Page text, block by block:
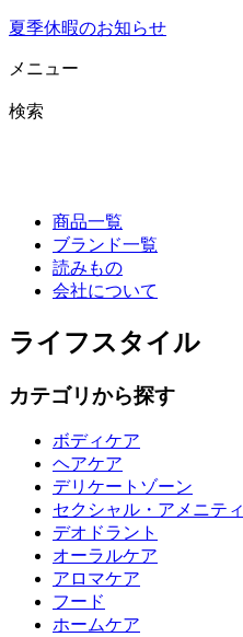
夏季休暇のお知らせ
メニュー
検索
商品一覧
ブランド一覧
読みもの
会社について
ライフスタイル
カテゴリから探す
ボディケア
ヘアケア
デリケートゾーン
セクシャル・アメニティ
デオドラント
オーラルケア
アロマケア
フード
ホームケア